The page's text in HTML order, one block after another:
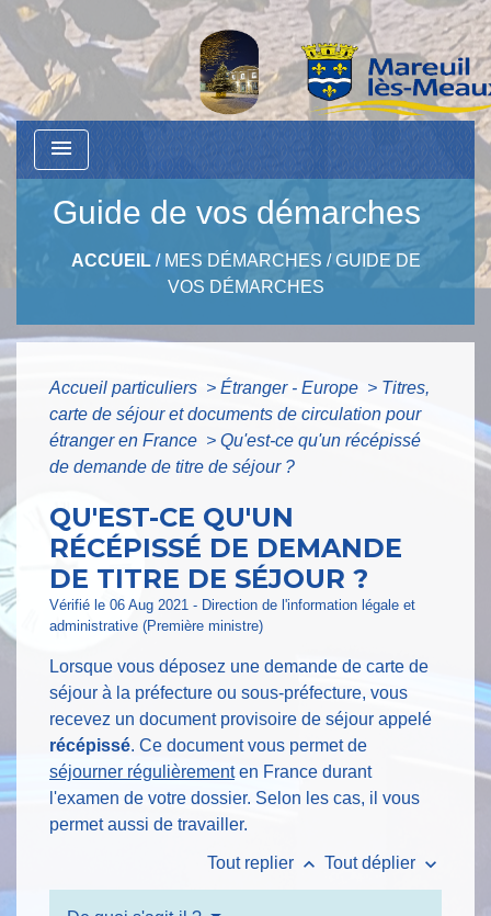
menu
Guide de vos démarches
ACCUEIL/ MES DÉMARCHES /GUIDE DE
VOS DÉMARCHES
Accueil particuliers > Étranger - Europe > Titres,
carte de séjour et documents de circulation pour
étranger en France > Qu'est-ce qu'un récépissé
de demande de titre de séjour ?
QU'EST-CE QU'UN
RÉCÉPISSÉ DE DEMANDE
DE TITRE DE SÉJOUR ?
Vérifié le 06 Aug 2021 - Direction de l'information légale et
administrative (Première ministre)
Lorsque vous déposez une demande de carte de
séjour à la préfecture ou sous-préfecture, vous
recevez un document provisoire de séjour appelé
récépissé. Ce document vous permet de
séjourner régulièrementen France durant
l'examen de votre dossier. Selon les cas, il vous
permet aussi de travailler.
Tout replier keyboard_arrow_up Tout déplier keyboard_arrow_down